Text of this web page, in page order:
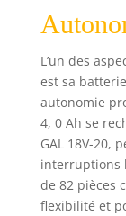
L’un des
est sa
autonomie
4, 0 Ah se
GAL 18V-20,
interruptions
de 82 pièces
flexibilité et